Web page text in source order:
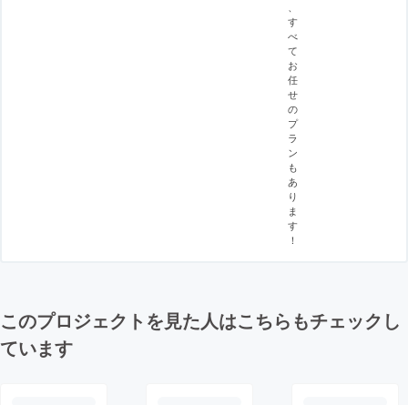
す
べ
て
お
任
せ
の
プ
ラ
ン
も
あ
り
ま
す
！
このプロジェクトを見た人はこちらもチェックし
ています